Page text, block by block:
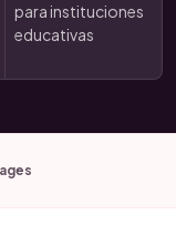
para instituciones
educativas